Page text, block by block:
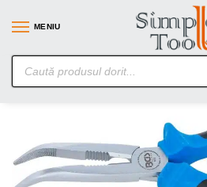
MENIU
SimpleTools.ro – Gasesti
Prima pagină
Scule de mana